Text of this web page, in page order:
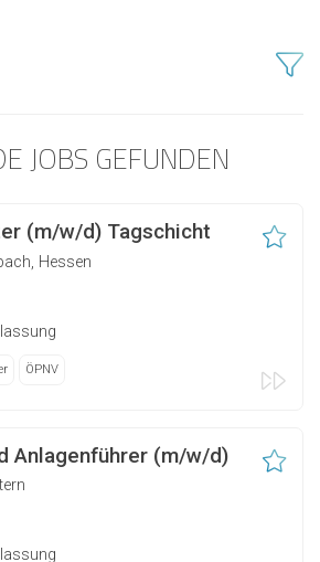
JOBS GEFUNDEN
(m/w/d) Tagschicht
Hessen
ÖPNV
Anlagenführer (m/w/d)